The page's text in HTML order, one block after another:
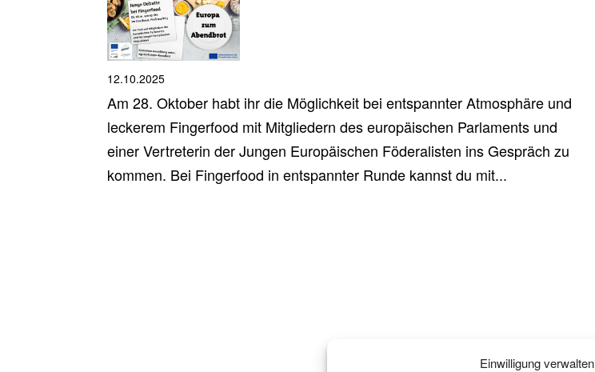
Einwilligung verwalten
12.10.2025
Am 28. Oktober habt ihr die Möglichkeit bei entspannter Atmosphäre und
leckerem Fingerfood mit Mitgliedern des europäischen Parlaments und
einer Vertreterin der Jungen Europäischen Föderalisten ins Gespräch zu
kommen. Bei Fingerfood in entspannter Runde kannst du mit...